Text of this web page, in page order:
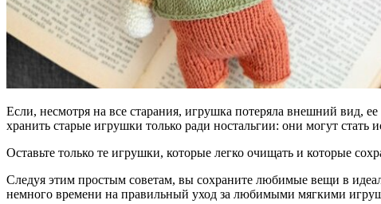
Если, несмотря на все старания, игрушка потеряла внешний вид,
хранить старые игрушки только ради ностальгии: они могут стать
Оставьте только те игрушки, которые легко очищать и которые
Следуя этим простым советам, вы сохраните любимые вещи в
немного времени на правильный уход за любимыми мягкими